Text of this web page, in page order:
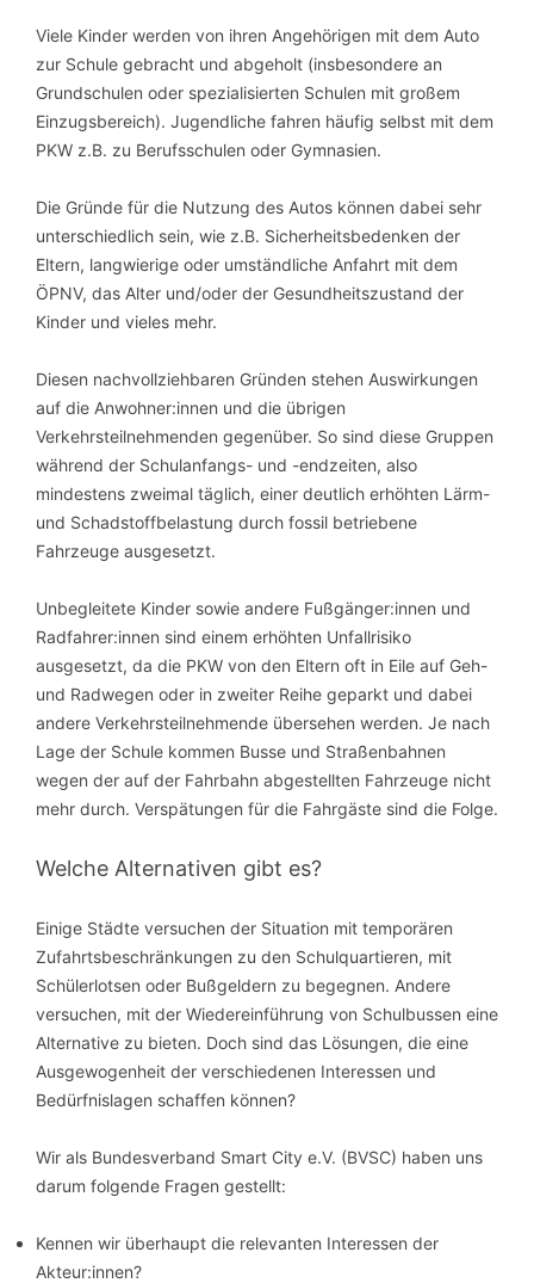
Viele Kinder werden von ihren Angehörigen mit dem Auto
zur Schule gebracht und abgeholt (insbesondere an
Grundschulen oder spezialisierten Schulen mit großem
Einzugsbereich). Jugendliche fahren häufig selbst mit dem
PKW z.B. zu Berufsschulen oder Gymnasien.
Die Gründe für die Nutzung des Autos können dabei sehr
unterschiedlich sein, wie z.B. Sicherheitsbedenken der
Eltern, langwierige oder umständliche Anfahrt mit dem
ÖPNV, das Alter und/oder der Gesundheitszustand der
Kinder und vieles mehr.
Diesen nachvollziehbaren Gründen stehen Auswirkungen
auf die Anwohner:innen und die übrigen
Verkehrsteilnehmenden gegenüber. So sind diese Gruppen
während der Schulanfangs- und -endzeiten, also
mindestens zweimal täglich, einer deutlich erhöhten Lärm-
und Schadstoffbelastung durch fossil betriebene
Fahrzeuge ausgesetzt.
Unbegleitete Kinder sowie andere Fußgänger:innen und
Radfahrer:innen sind einem erhöhten Unfallrisiko
ausgesetzt, da die PKW von den Eltern oft in Eile auf Geh-
und Radwegen oder in zweiter Reihe geparkt und dabei
andere Verkehrsteilnehmende übersehen werden. Je nach
Lage der Schule kommen Busse und Straßenbahnen
wegen der auf der Fahrbahn abgestellten Fahrzeuge nicht
mehr durch. Verspätungen für die Fahrgäste sind die Folge.
Welche Alternativen gibt es?
Einige Städte versuchen der Situation mit temporären
Zufahrtsbeschränkungen zu den Schulquartieren, mit
Schülerlotsen oder Bußgeldern zu begegnen. Andere
versuchen, mit der Wiedereinführung von Schulbussen eine
Alternative zu bieten. Doch sind das Lösungen, die eine
Ausgewogenheit der verschiedenen Interessen und
Bedürfnislagen schaffen können?
Wir als Bundesverband Smart City e.V. (BVSC) haben uns
darum folgende Fragen gestellt:
Kennen wir überhaupt die relevanten Interessen der
Akteur:innen?